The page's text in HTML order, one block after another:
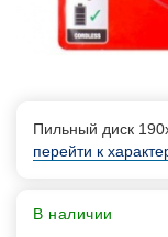
Пильный диск
перейти к
В наличии